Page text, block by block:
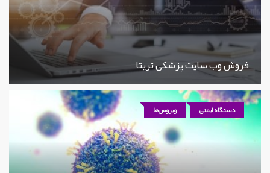
فروش وب سایت پزشکی تریتا
دستگاه ایمنی ویروس‌ها